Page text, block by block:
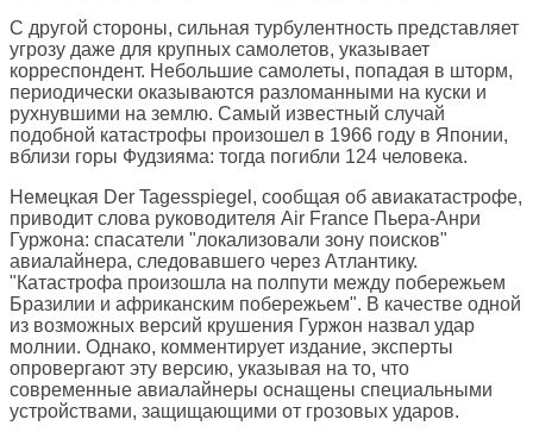
С другой стороны, сильная турбулентность представляет
угрозу даже для крупных самолетов, указывает
корреспондент. Небольшие самолеты, попадая в шторм,
периодически оказываются разломанными на куски и
рухнувшими на землю. Самый известный случай
подобной катастрофы произошел в 1966 году в Японии,
вблизи горы Фудзияма: тогда погибли 124 человека.
Немецкая Der Tagesspiegel , сообщая об авиакатастрофе,
приводит слова руководителя Air France Пьера-Анри
Гуржона: спасатели "локализовали зону поисков"
авиалайнера, следовавшего через Атлантику.
"Катастрофа произошла на полпути между побережьем
Бразилии и африканским побережьем". В качестве одной
из возможных версий крушения Гуржон назвал удар
молнии. Однако, комментирует издание, эксперты
опровергают эту версию, указывая на то, что
современные авиалайнеры оснащены специальными
устройствами, защищающими от грозовых ударов.